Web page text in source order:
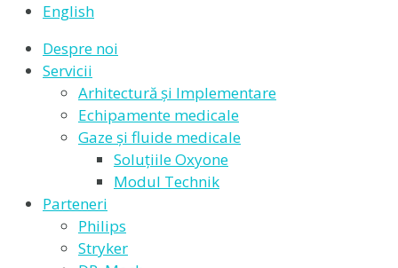
English
Despre noi
Servicii
Arhitectură și Implementare
Echipamente medicale
Gaze și fluide medicale
Soluțiile Oxyone
Modul Technik
Parteneri
Philips
Stryker